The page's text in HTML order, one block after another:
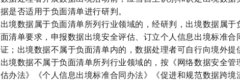
据是否适用于负面清单进行研判。
出境数据属于负面清单所列行业领域的，经研判，出境数据属于
面清单要求，申报数据出境安全评估、订立个人信息出境标准合
证；出境数据不属于负面清单内的，数据处理者可自行向境外提
出境数据不属于负面清单所列行业领域的，按 《网络数据安全管
估办法》《个人信息出境标准合同办法》《促进和规范数据跨境